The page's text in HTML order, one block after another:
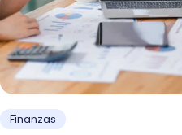
Finanzas